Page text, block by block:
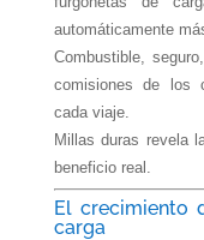
automáticamente
Combustible,
comisiones de los
cada viaje.
Millas duras revela
beneficio real
El crecimiento
carga